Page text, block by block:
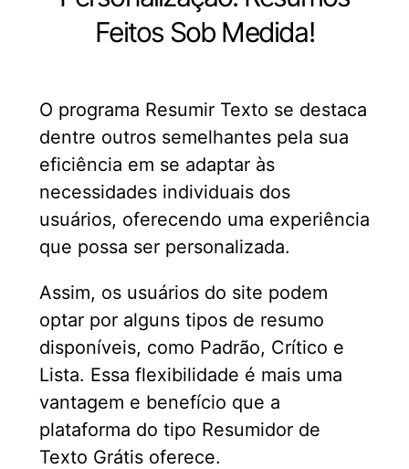
Feitos Sob Medida!
O programa Resumir Texto se destaca
dentre outros semelhantes pela sua
eficiência em se adaptar às
necessidades individuais dos
usuários, oferecendo uma experiência
que possa ser personalizada.
Assim, os usuários do site podem
optar por alguns tipos de resumo
disponíveis, como Padrão, Crítico e
Lista. Essa flexibilidade é mais uma
vantagem e benefício que a
plataforma do tipo Resumidor de
Texto Grátis oferece.